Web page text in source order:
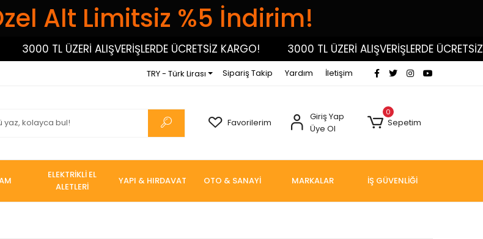
Alt Limitsiz %5 İndirim!
3000 TL ÜZERİ ALIŞVERİŞLERDE ÜCRETSİZ KARGO! 3000 TL ÜZERİ ALIŞVERİŞLERDE ÜCRETSİZ
TRY - Türk Lirası Sipariş Takip Yardım İletişim
Favorilerim
Giriş Yap
Üye Ol
0
Sepetim
ELEKTRİKLİ EL
ALETLERİ
YAPI & HIRDAVAT OTO & SANAYİ MARKALAR İŞ GÜVENLİĞİ